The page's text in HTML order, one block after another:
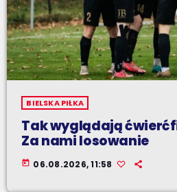
BIELSKA PIŁKA
Tak wyglądają
Za nami losowanie
today 06.08.2026, 11:58